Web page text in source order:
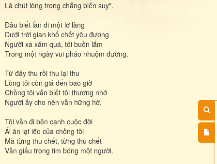
Là chút lòng trong chẳng biến suy".
Đâu biết lần đi một lỡ làng
Dưới trời gian khổ chết yêu đương
Người xa xăm quá, tôi buồn lắm
Trong một ngày vui pháo nhuộm đường.
Từ đấy thu rồi thu lại thu
Lòng tôi còn giá đến bao giờ
Chồng tôi vẫn biết tôi thương nhớ
Người ấy cho nên vẫn hững hờ.
Tôi vẫn đi bên cạnh cuộc đời
Ái ân lạt lẽo của chồng tôi
Mà từng thu chết, từng thu chết
Vẫn giấu trong tim bóng một người.